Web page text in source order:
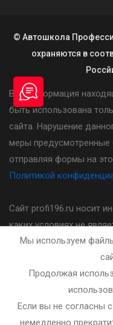
© Автошкола
охраняются в
Вся информация
быть использована
сайта. Нарушение
меры предусмотренные
отправляя формы на
Политикой
Сайт profi196.ru носит
каких условиях не
определяемой
кодекса Российской
другие условия
необходимо уточнять
Мы используем
Продолжая
Если вы не согласны
немедленно